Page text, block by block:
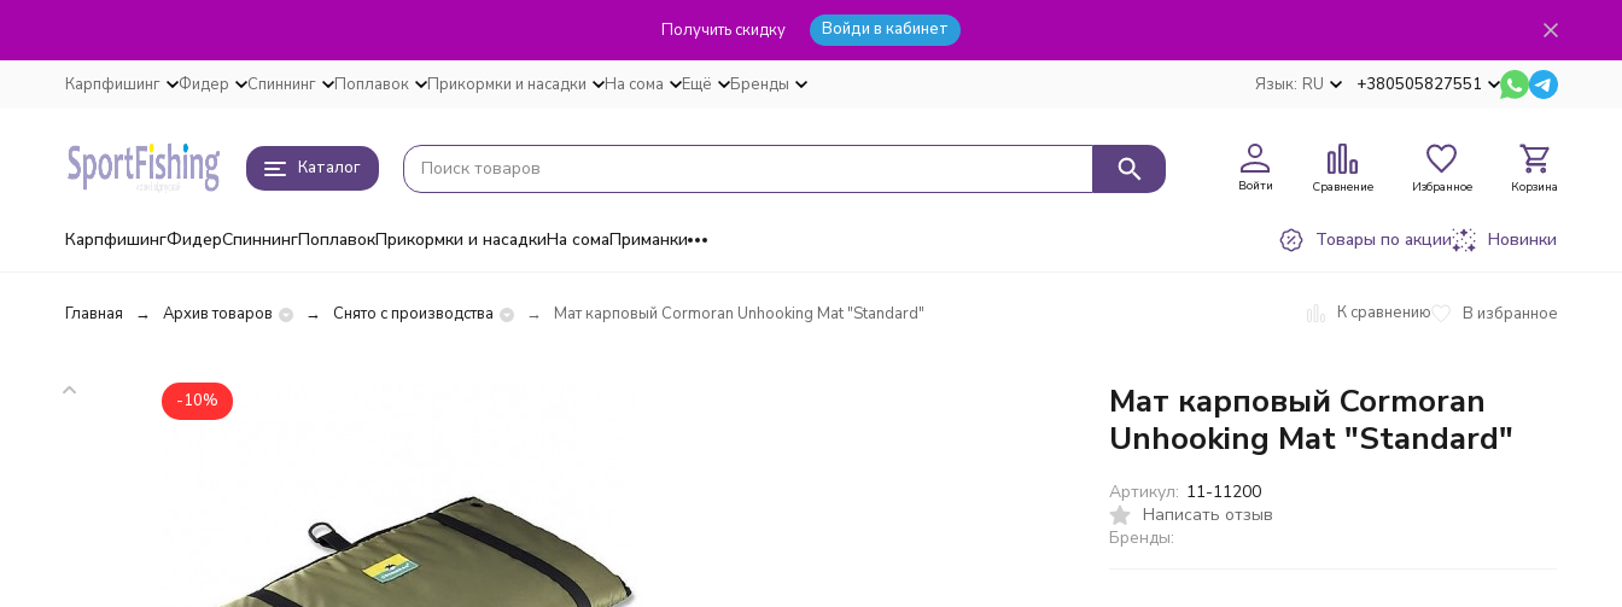
Получить скидку Войди в кабинет
Карпфишинг Фидер Спиннинг Поплавок Прикормки и насадки На сома Ещё Бренды Язык: RU +380505827551
Каталог
Войти Сравнение Избранное Корзина
КарпфишингФидерСпиннингПоплавокПрикормки и насадкиНа сомаПриманки Товары по акции Новинки
Главная Архив товаров Снято с производства Мат карповый Cormoran Unhooking Mat "Standard" К сравнению В избранное
-10%
Мат карповый Cormoran
Unhooking Mat "Standard"
Написать отзыв
Бренды:
Артикул: 11-11200